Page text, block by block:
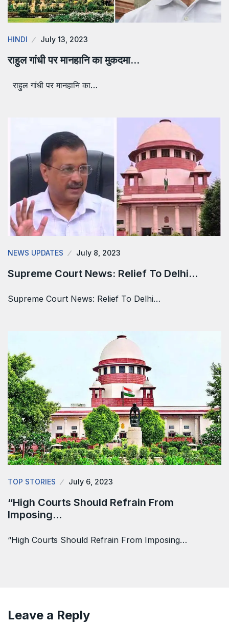
HINDI July 13, 2023
राहुल गांधी पर मानहानि का मुकदमा…
राहुल गांधी पर मानहानि का…
NEWS UPDATES July 8, 2023
Supreme Court News: Relief To Delhi…
Supreme Court News: Relief To Delhi…
TOP STORIES July 6, 2023
“High Courts Should Refrain From
Imposing…
“High Courts Should Refrain From Imposing…
Leave a Reply